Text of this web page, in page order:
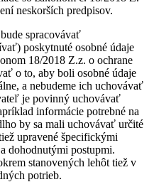
neskorších predpisov.
spracovávať
poskytnuté osobné údaje
18/2018 Z.z. o ochrane
o to, aby boli osobné údaje
a nebudeme ich uchovávať
je povinný uchovávať
informácie potrebné na
by sa mali uchovávať určité
upravené špecifickými
dohodnutými postupmi.
stanovených lehôt tiež v
potrieb.